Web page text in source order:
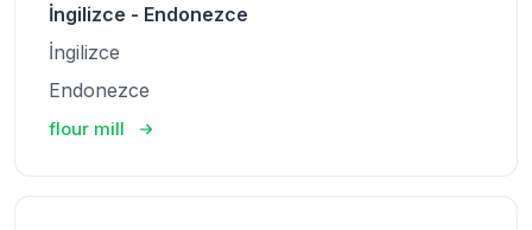
İngilizce - Endonezce
İngilizce
Endonezce
flour mill